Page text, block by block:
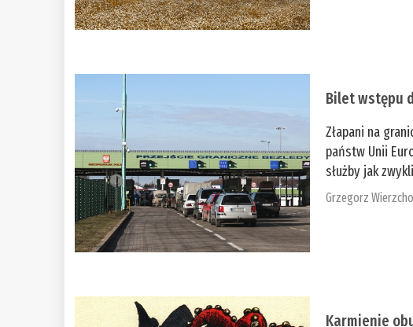
Bilet wstępu
Złapani na
państw Unii
służby jak
Grzegorz
Karmienie